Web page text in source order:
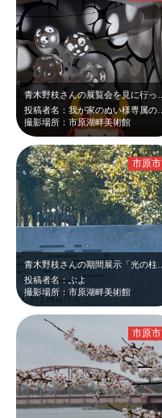
投稿者名：我が家のぬい様専属のツアコン
撮影場所：市原湖畔美術館
投稿者名：ぶよ
撮影場所：市原湖畔美術館
市原市
市原市